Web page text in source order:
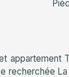
appartement
recherchée